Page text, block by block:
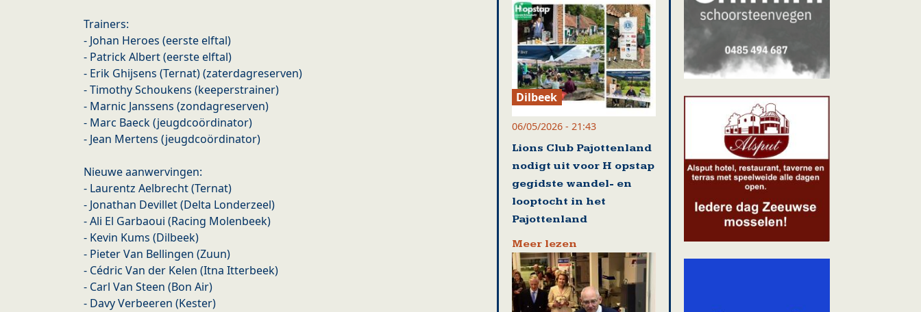
Trainers:
- Johan Heroes (eerste elftal)
- Patrick Albert (eerste elftal)
- Erik Ghijsens (Ternat) (zaterdagreserven)
- Timothy Schoukens (keeperstrainer)
- Marnic Janssens (zondagreserven)
- Marc Baeck (jeugdcoördinator)
- Jean Mertens (jeugdcoördinator)
Nieuwe aanwervingen:
- Laurentz Aelbrecht (Ternat)
- Jonathan Devillet (Delta Londerzeel)
- Ali El Garbaoui (Racing Molenbeek)
- Kevin Kums (Dilbeek)
- Pieter Van Bellingen (Zuun)
- Cédric Van der Kelen (Itna Itterbeek)
- Carl Van Steen (Bon Air)
- Davy Verbeeren (Kester)
Dilbeek
06/05/2026 - 21:43
Lions Club Pajottenland
nodigt uit voor H opstap
gegidste wandel- en
looptocht in het
Pajottenland
Meer lezen